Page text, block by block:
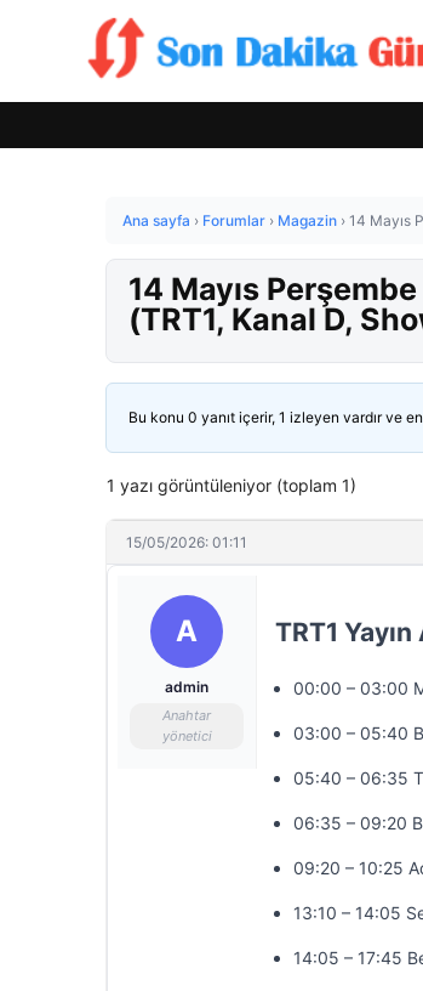
Ana sayfa › Forumlar › Magazin › 14 Mayıs
14 Mayıs
(TRT1, Kanal D,
Bu konu 0 yanıt içerir, 1 izleyen vardır ve
1 yazı görüntüleniyor (toplam 1)
15/05/2026: 01:11
A
admin
Anahtar
yönetici
TRT1 Yayın
00:00 – 03:00
03:00 – 05:40
05:40 – 06:35
06:35 – 09:20
09:20 – 10:25
13:10 – 14:05
14:05 – 17:45